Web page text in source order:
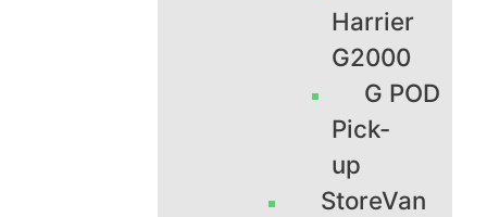
Harrier
G2000
G POD
Pick-
up
StoreVan